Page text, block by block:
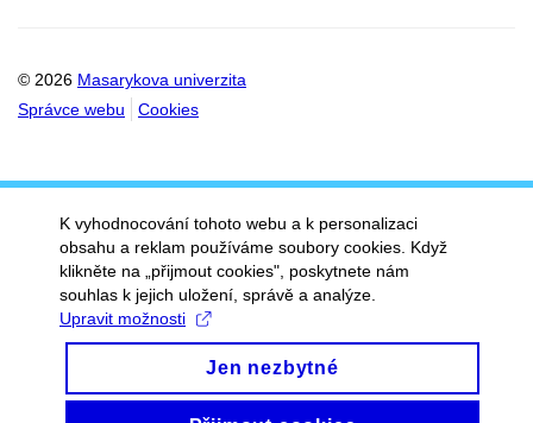
© 2026 Masarykova univerzita
Správce webu
Cookies
K vyhodnocování tohoto webu a k personalizaci
obsahu a reklam používáme soubory cookies. Když
klikněte na „přijmout cookies", poskytnete nám
souhlas k jejich uložení, správě a analýze.
Upravit možnosti
Jen nezbytné